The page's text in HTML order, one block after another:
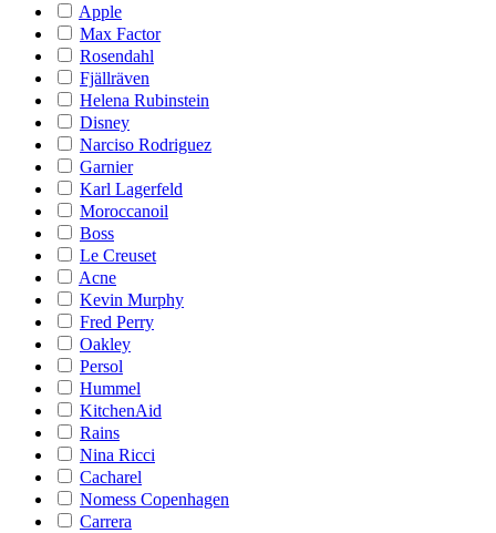
Apple
Max Factor
Rosendahl
Fjällräven
Helena Rubinstein
Disney
Narciso Rodriguez
Garnier
Karl Lagerfeld
Moroccanoil
Boss
Le Creuset
Acne
Kevin Murphy
Fred Perry
Oakley
Persol
Hummel
KitchenAid
Rains
Nina Ricci
Cacharel
Nomess Copenhagen
Carrera